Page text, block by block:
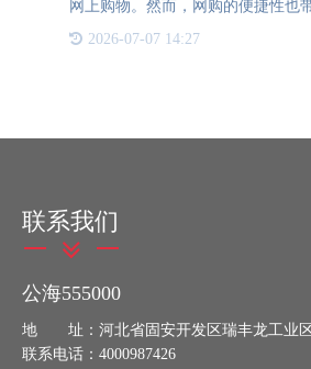
网上购物。然而，网购的便捷性也
问题。为了保护消费者的权益，防
发挥了重要的作用。 现代的防伪
2026-07-07 14:27
联系我们
公海555000
地 址：河北省固安开发区瑞丰龙工业区
联系电话：4000987426